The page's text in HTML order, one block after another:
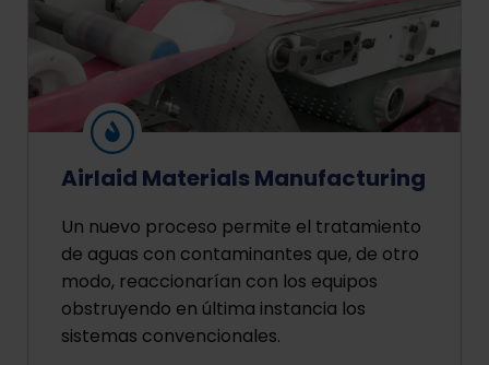
Airlaid Materials Manufacturing
Un nuevo proceso permite el tratamiento
de aguas con contaminantes que, de otro
modo, reaccionarían con los equipos
obstruyendo en última instancia los
sistemas convencionales.